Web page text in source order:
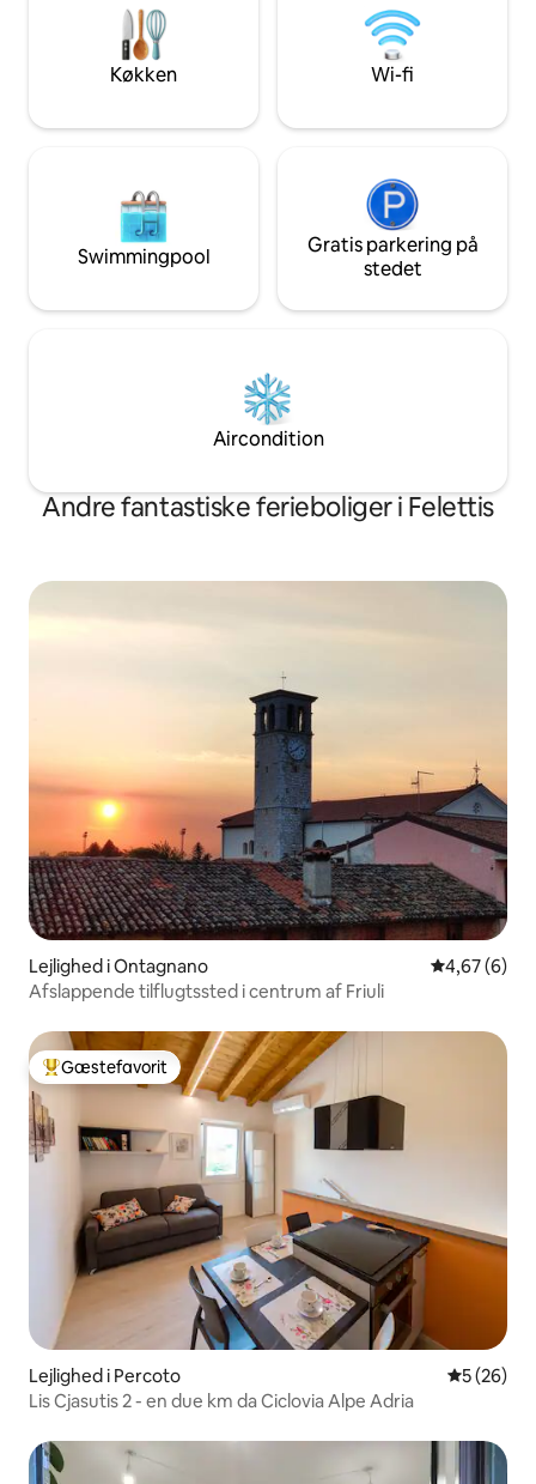
gæstebadeværelse samt et veludstyret
dobbeltparkeringsplads og ultrahurtig
seng, så du kan
maksimalt for at
anmeldelserne.
Køkken Wi-fi
Swimmingpool
Gratis parkering på
stedet
Aircondition
Andre fantastiske ferieboliger i Felettis
Lejlighed i Ontagnano 4,67 ud af 5
4,67 (6)
Afslappende tilflugtssted i centrum af Friuli
Bedste gæstefavorit
Gæstefavorit
Lejlighed i Percoto 5 ud af 5 i
5 (26)
Lis Cjasutis 2 - en due km da Ciclovia Alpe Adria